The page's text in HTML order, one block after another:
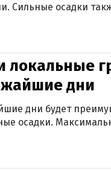
Сильные осадки
локальные
дни
дни будет
осадки.